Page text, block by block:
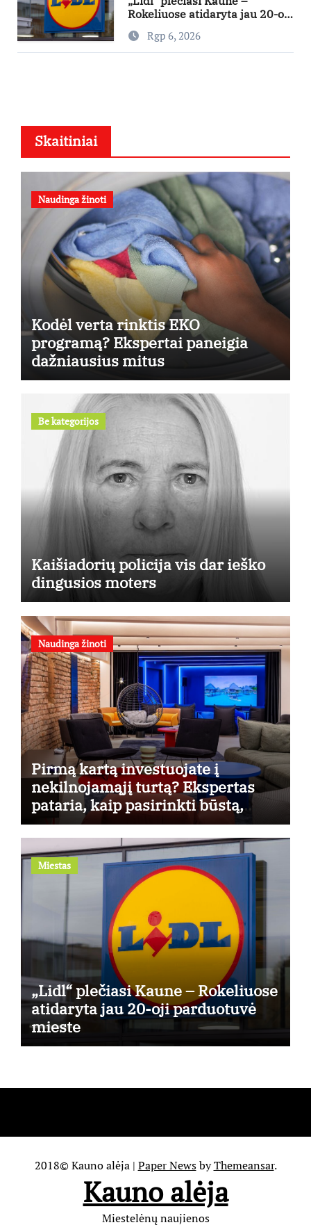
Rokeliuose atidaryta jau 20-oji
parduotuvė mieste
Rgp 6, 2026
Skaitiniai
Naudinga žinoti
Kodėl verta rinktis EKO
programą? Ekspertai paneigia
dažniausius mitus
Be kategorijos
Kaišiadorių policija vis dar ieško
dingusios moters
Naudinga žinoti
Pirmą kartą investuojate į
nekilnojamąjį turtą? Ekspertas
pataria, kaip pasirinkti būstą,
kuris generuos grąžą
Miestas
„Lidl“ plečiasi Kaune – Rokeliuose
atidaryta jau 20-oji parduotuvė
mieste
2018© Kauno alėja | Paper NewsbyThemeansar.
Kauno alėja
Miestelėnų naujienos